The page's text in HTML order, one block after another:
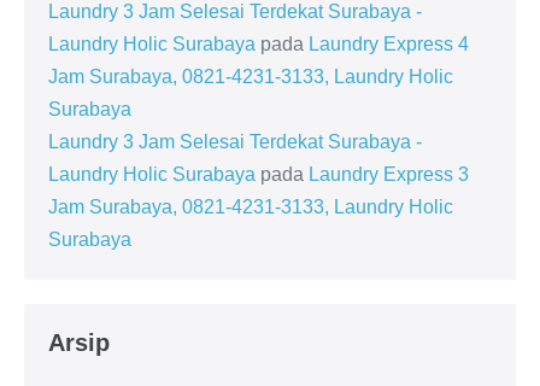
Laundry 3 Jam Selesai Terdekat Surabaya -
Laundry Holic Surabaya pada Laundry Express 4
Jam Surabaya, 0821-4231-3133, Laundry Holic
Surabaya
Laundry 3 Jam Selesai Terdekat Surabaya -
Laundry Holic Surabaya pada Laundry Express 3
Jam Surabaya, 0821-4231-3133, Laundry Holic
Surabaya
Arsip